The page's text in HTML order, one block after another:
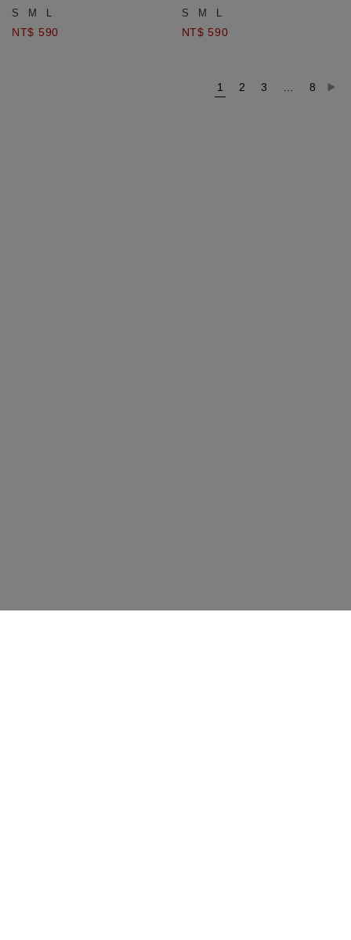
TOP
S M L
NT$ 590
TOP
S M L
NT$ 590
1 2 3 8